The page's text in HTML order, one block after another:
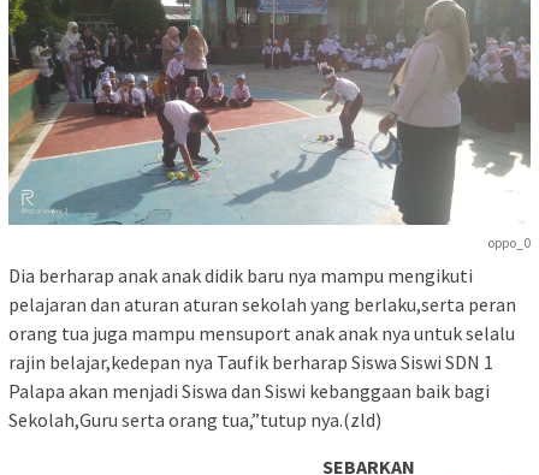
oppo_0
Dia berharap anak anak didik baru nya mampu mengikuti
pelajaran dan aturan aturan sekolah yang berlaku,serta peran
orang tua juga mampu mensuport anak anak nya untuk selalu
rajin belajar,kedepan nya Taufik berharap Siswa Siswi SDN 1
Palapa akan menjadi Siswa dan Siswi kebanggaan baik bagi
Sekolah,Guru serta orang tua,”tutup nya.(zld)
SEBARKAN